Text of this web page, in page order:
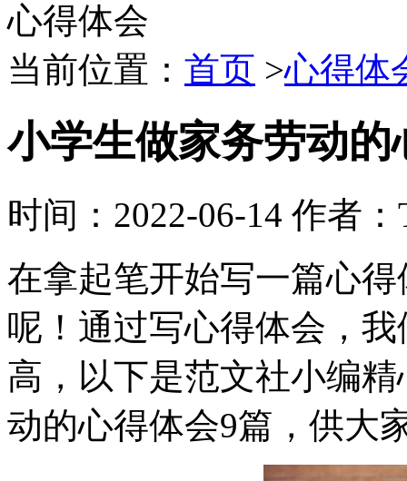
心得体会
当前位置： 首页 >心得体
小学生做家务劳动的
时间：2022-06-14 作者：
在拿起笔开始写一篇心
呢！通过写心得体会，
高，以下是范文社小编
动的心得体会9篇，供大